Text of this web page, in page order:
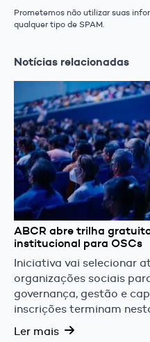
Prometemos não utilizar suas
qualquer tipo de SPAM.
Notícias relacionadas
ABCR abre trilha
institucional para OSCs
Iniciativa vai selecionar
organizações sociais
governança, gestão e
inscrições terminam
Ler mais